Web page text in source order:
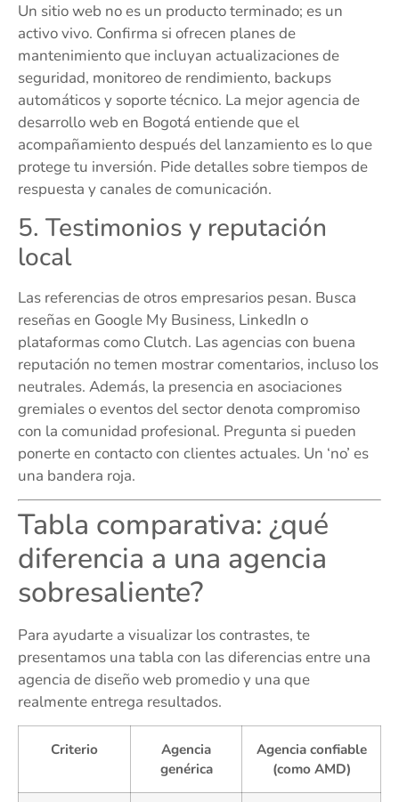
Un sitio web no es un producto terminado; es un
activo vivo. Confirma si ofrecen planes de
mantenimiento que incluyan actualizaciones de
seguridad, monitoreo de rendimiento, backups
automáticos y soporte técnico. La mejor agencia de
desarrollo web en Bogotá entiende que el
acompañamiento después del lanzamiento es lo que
protege tu inversión. Pide detalles sobre tiempos de
respuesta y canales de comunicación.
5. Testimonios y reputación
local
Las referencias de otros empresarios pesan. Busca
reseñas en Google My Business, LinkedIn o
plataformas como Clutch. Las agencias con buena
reputación no temen mostrar comentarios, incluso los
neutrales. Además, la presencia en asociaciones
gremiales o eventos del sector denota compromiso
con la comunidad profesional. Pregunta si pueden
ponerte en contacto con clientes actuales. Un ‘no’ es
una bandera roja.
Tabla comparativa: ¿qué
diferencia a una agencia
sobresaliente?
Para ayudarte a visualizar los contrastes, te
presentamos una tabla con las diferencias entre una
agencia de diseño web promedio y una que
realmente entrega resultados.
Criterio
Agencia
genérica
Agencia confiable
(como AMD)